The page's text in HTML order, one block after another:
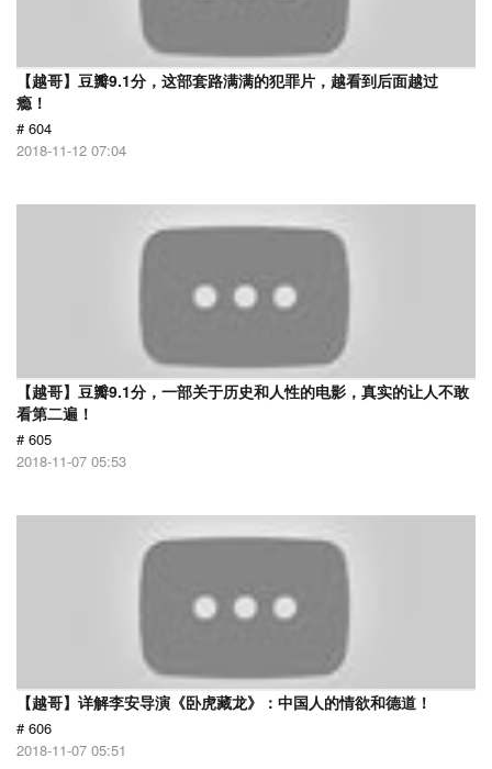
【越哥】豆瓣9.1分，这部套路满满的犯罪片，越看到后面越过
瘾！
# 604
2018-11-12 07:04
【越哥】豆瓣9.1分，一部关于历史和人性的电影，真实的让人不敢
看第二遍！
# 605
2018-11-07 05:53
【越哥】详解李安导演《卧虎藏龙》：中国人的情欲和德道！
# 606
2018-11-07 05:51